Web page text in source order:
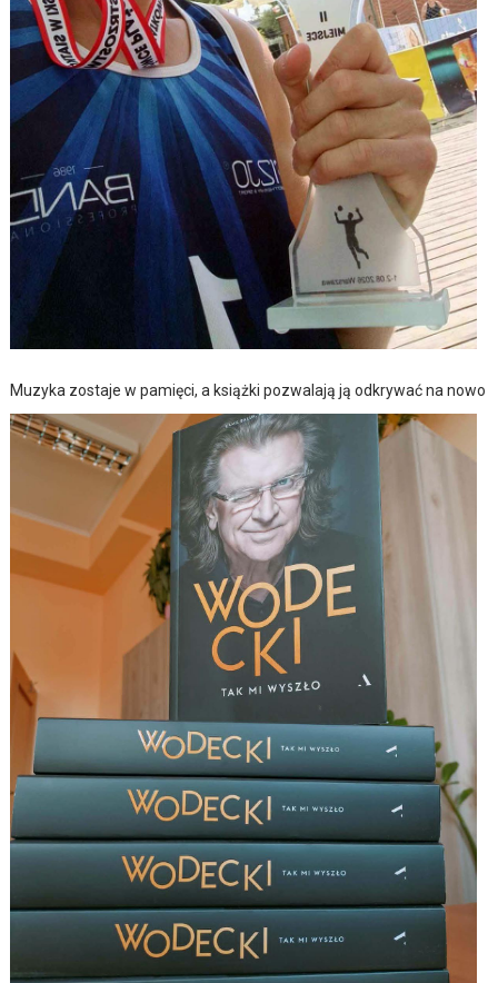
Muzyka zostaje w pamięci, a książki pozwalają ją odkrywać na nowo